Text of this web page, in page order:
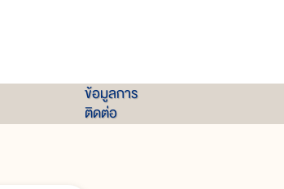
ข้อมูลการ
ติดต่อ